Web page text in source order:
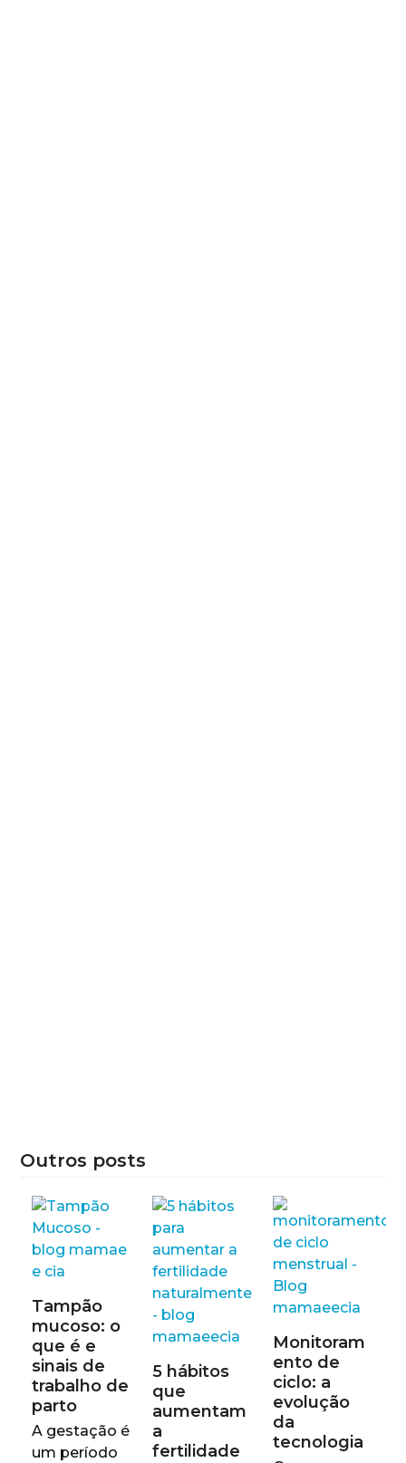
Outros posts
Tampão
mucoso: o
que é e
sinais de
trabalho de
parto
A gestação é
um período
5 hábitos
que
aumentam
a
fertilidade
Monitoram
ento de
ciclo: a
evolução
da
tecnologia